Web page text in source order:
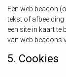
Een web beacon
tekst of afbeelding
een site in kaart te
van web beacons
5. Cookies